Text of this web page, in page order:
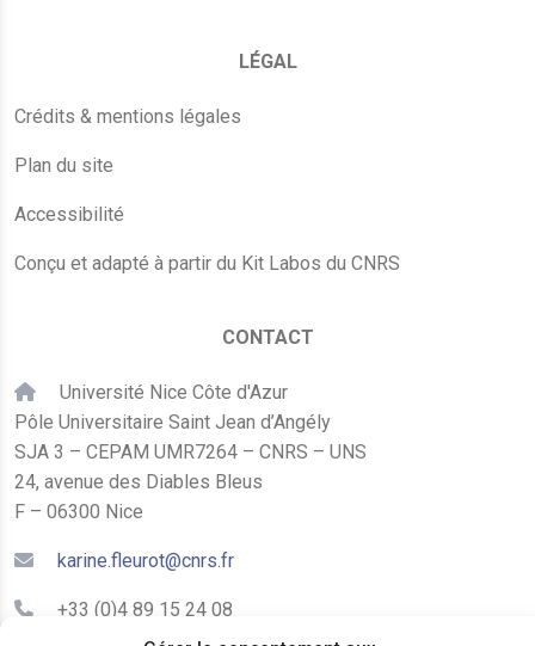
LÉGAL
Crédits & mentions légales
Plan du site
Accessibilité
Conçu et adapté à partir du Kit Labos du CNRS
CONTACT
Université Nice Côte d'Azur
Pôle Universitaire Saint Jean d’Angély
SJA 3 – CEPAM UMR7264 – CNRS – UNS
24, avenue des Diables Bleus
F – 06300 Nice
karine.fleurot@cnrs.fr
+33 (0)4 89 15 24 08